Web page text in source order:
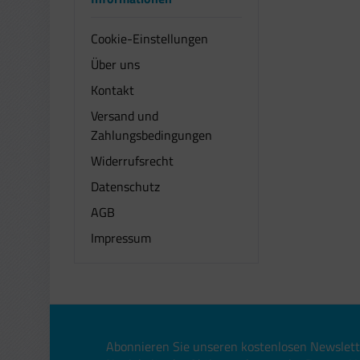
Cookie-Einstellungen
Über uns
Kontakt
Versand und
Zahlungsbedingungen
Widerrufsrecht
Datenschutz
AGB
Impressum
Abonnieren Sie unseren kostenlosen